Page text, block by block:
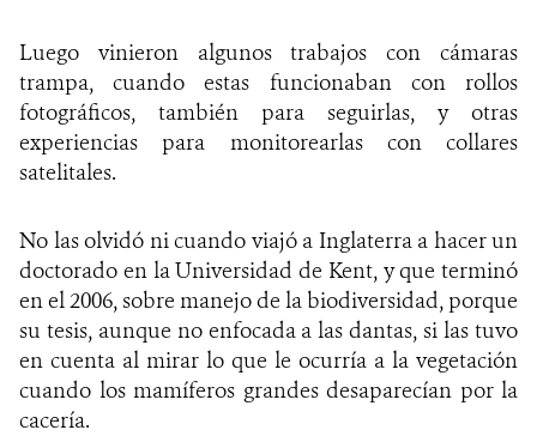
Luego vinieron algunos trabajos con cámaras
trampa, cuando estas funcionaban con rollos
fotográficos, también para seguirlas, y otras
experiencias para monitorearlas con collares
satelitales.
No las olvidó ni cuando viajó a Inglaterra a hacer un
doctorado en la Universidad de Kent, y que terminó
en el 2006, sobre manejo de la biodiversidad, porque
su tesis, aunque no enfocada a las dantas, si las tuvo
en cuenta al mirar lo que le ocurría a la vegetación
cuando los mamíferos grandes desaparecían por la
cacería.